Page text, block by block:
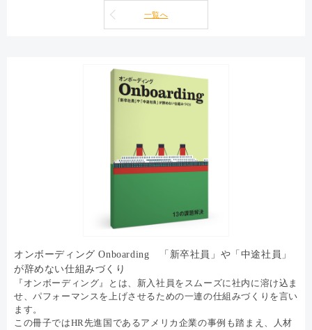
一覧へ
オンボーディング Onboarding 「新卒社員」や「中途社員」
が辞めない仕組みづくり
『オンボーディング』とは、新入社員をスムーズに社内に溶け込ま
せ、パフォーマンスを上げさせるための一連の仕組みづくりを言い
ます。
この冊子ではHR先進国であるアメリカ企業の事例も踏まえ、人材